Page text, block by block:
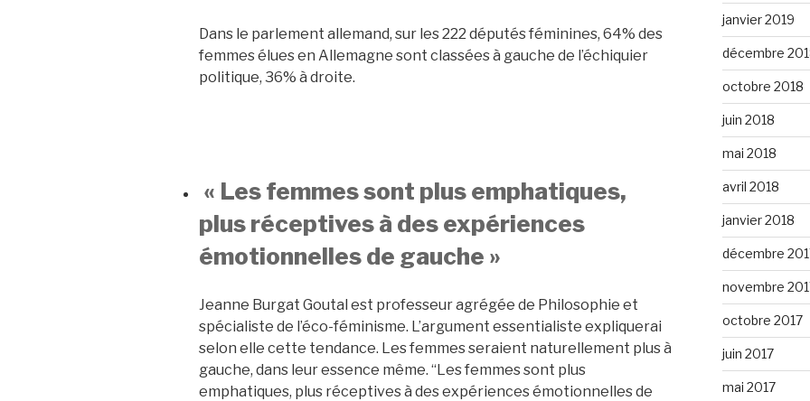
Dans le parlement allemand, sur les 222 députés féminines, 64% des
femmes élues en Allemagne sont classées à gauche de l’échiquier
politique, 36% à droite.
« Les femmes sont plus emphatiques,
plus réceptives à des expériences
émotionnelles de gauche »
Jeanne Burgat Goutal est professeur agrégée de Philosophie et
spécialiste de l’éco-féminisme. L’argument essentialiste expliquerai
selon elle cette tendance. Les femmes seraient naturellement plus à
gauche, dans leur essence même. “Les femmes sont plus
emphatiques, plus réceptives à des expériences émotionnelles de
janvier 2019
décembre
octobre 2018
juin 2018
mai 2018
avril 2018
janvier 2018
décembre
novembre
octobre 2017
juin 2017
mai 2017